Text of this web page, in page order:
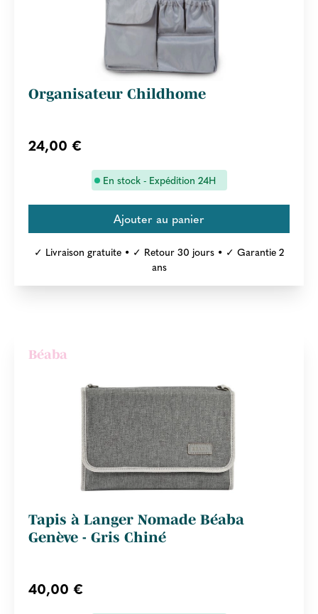
Organisateur Childhome
24,00 €
En stock - Expédition 24H
✓ Livraison gratuite • ✓ Retour 30 jours • ✓ Garantie 2
ans
Béaba
Tapis à Langer Nomade Béaba
Genève - Gris Chiné
40,00 €